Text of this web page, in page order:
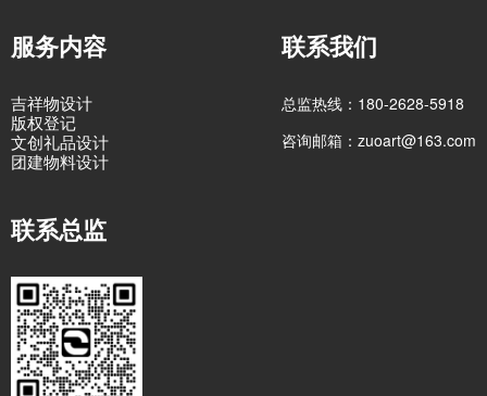
服务内容
吉祥物设计
版权登记
文创礼品设计
团建物料设计
联系我们
总监热线：180-2628-5918
咨询邮箱：zuoart@163.com
联系总监